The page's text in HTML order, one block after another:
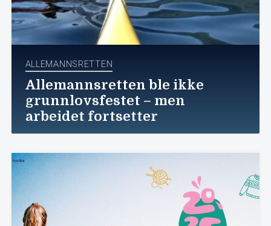
ALLEMANNSRETTEN
Allemannsretten ble ikke
grunnlovsfestet – men
arbeidet fortsetter